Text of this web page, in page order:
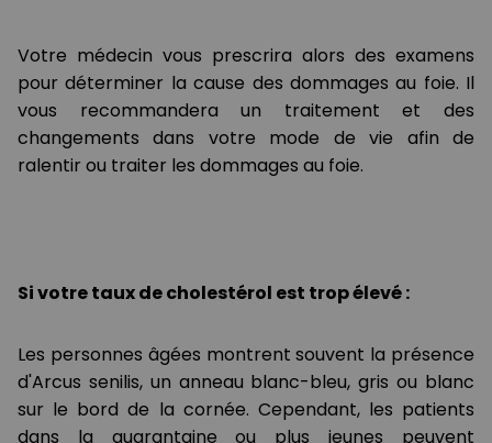
Votre médecin vous prescrira alors des examens
pour déterminer la cause des dommages au foie. Il
vous recommandera un traitement et des
changements dans votre mode de vie afin de
ralentir ou traiter les dommages au foie.
Si votre taux de cholestérol est trop élevé :
Les personnes âgées montrent souvent la présence
d'Arcus senilis, un anneau blanc-bleu, gris ou blanc
sur le bord de la cornée. Cependant, les patients
dans la quarantaine ou plus jeunes peuvent